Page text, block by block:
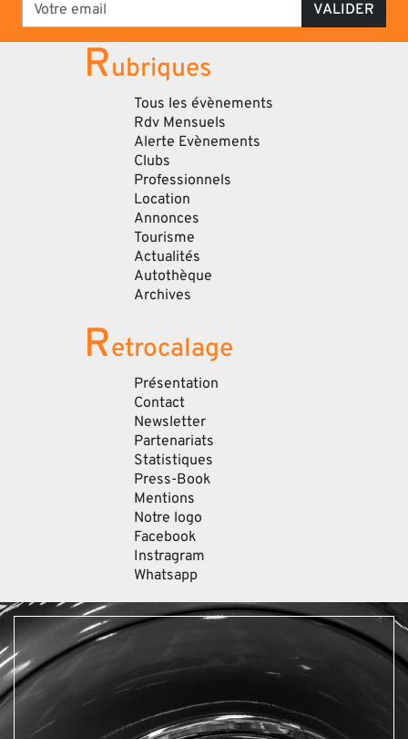
VALIDER
Rubriques
Tous les évènements
Rdv Mensuels
Alerte Evènements
Clubs
Professionnels
Location
Annonces
Tourisme
Actualités
Autothèque
Archives
Retrocalage
Présentation
Contact
Newsletter
Partenariats
Statistiques
Press-Book
Mentions
Notre logo
Facebook
Instragram
Whatsapp